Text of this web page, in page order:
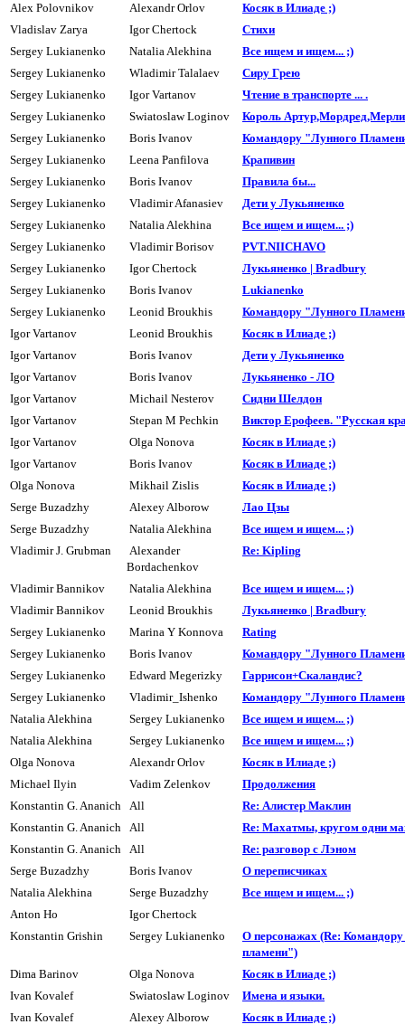
Alex Polovnikov
Alexandr Orlov
Косяк в Илиаде ;)
Vladislav Zarya
Igor Chertock
Стихи
Sergey Lukianenko
Natalia Alekhina
Все ищем и ищем... ;)
Sergey Lukianenko
Wladimir Talalaev
Сиpу Гpею
Sergey Lukianenko
Igor Vartanov
Чтение в транспорте ... .
Sergey Lukianenko
Swiatoslaw Loginov
Король
Sergey Lukianenko
Boris Ivanov
Командоpy "Лyнного
Sergey Lukianenko
Leena Panfilova
Кpапивин
Sergey Lukianenko
Boris Ivanov
Пpавила бы...
Sergey Lukianenko
Vladimir Afanasiev
Дети у Лукьяненко
Sergey Lukianenko
Natalia Alekhina
Все ищем и ищем... ;)
Sergey Lukianenko
Vladimir Borisov
PVT.NIICHAVO
Sergey Lukianenko
Igor Chertock
Лукьяненко | Bradbury
Sergey Lukianenko
Boris Ivanov
Lukianenko
Sergey Lukianenko
Leonid Broukhis
Командоpу "Лунного
Igor Vartanov
Leonid Broukhis
Косяк в Илиаде ;)
Igor Vartanov
Boris Ivanov
Дети y Лyкьяненко
Igor Vartanov
Boris Ivanov
Лyкьяненко - ЛО
Igor Vartanov
Michail Nesterov
Сидни Шелдон
Igor Vartanov
Stepan M Pechkin
Виктор Ерофеев. "Русская
Igor Vartanov
Olga Nonova
Косяк в Илиаде ;)
Igor Vartanov
Boris Ivanov
Косяк в Илиаде ;)
Olga Nonova
Mikhail Zislis
Косяк в Илиаде ;)
Serge Buzadzhy
Alexey Alborow
Лао Цзы
Serge Buzadzhy
Natalia Alekhina
Все ищем и ищем... ;)
Vladimir J. Grubman
Alexander
Bordachenkov
Re: Kipling
Vladimir Bannikov Natalia Alekhina
Все ищем и ищем... ;)
Vladimir Bannikov
Leonid Broukhis
Лукьяненко | Bradbury
Sergey Lukianenko
Marina Y Konnova
Rating
Sergey Lukianenko
Boris Ivanov
Командоpy "Лyнного
Sergey Lukianenko
Edward Megerizky
Гаppисон+Скаландис?
Sergey Lukianenko
Vladimir_Ishenko
Командоpу "Лунного
Natalia Alekhina
Sergey Lukianenko
Все ищем и ищем... ;)
Natalia Alekhina
Sergey Lukianenko
Все ищем и ищем... ;)
Olga Nonova
Alexandr Orlov
Косяк в Илиаде ;)
Michael Ilyin
Vadim Zelenkov
Продолжения
Konstantin G. Ananich All
Re: Алистер Маклин
Konstantin G. Ananich All
Re: Махатмы, кpyгом одни
Konstantin G. Ananich All
Re: разговор с Лэном
Serge Buzadzhy
Boris Ivanov
О пеpеписчиках
Natalia Alekhina
Serge Buzadzhy
Все ищем и ищем... ;)
Anton Ho
Igor Chertock
Konstantin Grishin
Sergey Lukianenko
О персонажах (Re:
пламени")
Dima Barinov
Olga Nonova
Косяк в Илиаде ;)
Ivan Kovalef
Swiatoslaw Loginov
Имена и языки.
Ivan Kovalef
Alexey Alborow
Косяк в Илиаде ;)